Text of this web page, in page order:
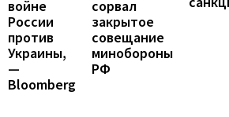
войне
России
против
Украины,
—
Bloomberg
сорвал
закрытое
совещание
минобороны
РФ